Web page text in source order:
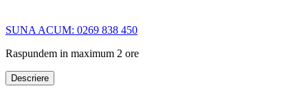
SUNA ACUM: 0269 838 450
Raspundem in maximum 2 ore
Descriere